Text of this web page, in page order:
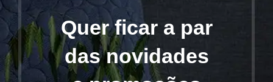
Quer ficar a par
das novidades